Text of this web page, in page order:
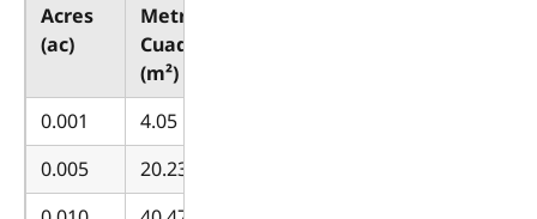
Acres
(ac)
Metros
Cuadrados
(m²)
0.001
4.05
0.005
20.23